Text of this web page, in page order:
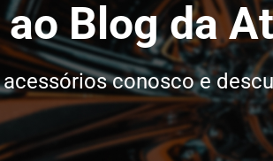
Blog da
conosco e